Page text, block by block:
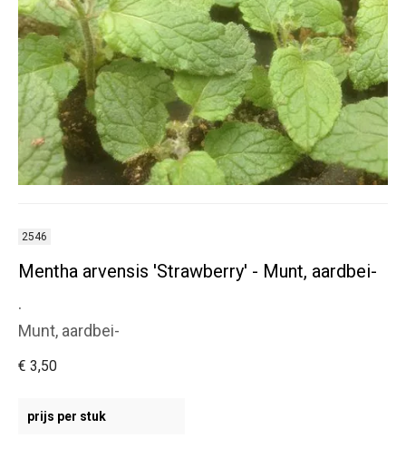
2546
Mentha arvensis 'Strawberry' - Munt, aardbei-
.
Munt, aardbei-
€ 3,50
prijs per stuk